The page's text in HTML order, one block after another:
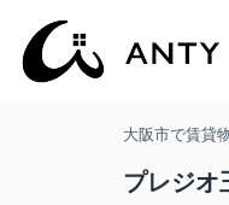
大阪市で賃貸
プレジ